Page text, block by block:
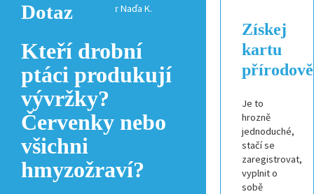
Naďa K.
Dotaz
Kteří drobní
ptáci produkují
vývržky?
Červenky nebo
všichni
hmyzožraví?
Získej
kartu
Je to
hrozně
jednoduché,
stačí se
zaregistrovat,
vyplnit o
sobě